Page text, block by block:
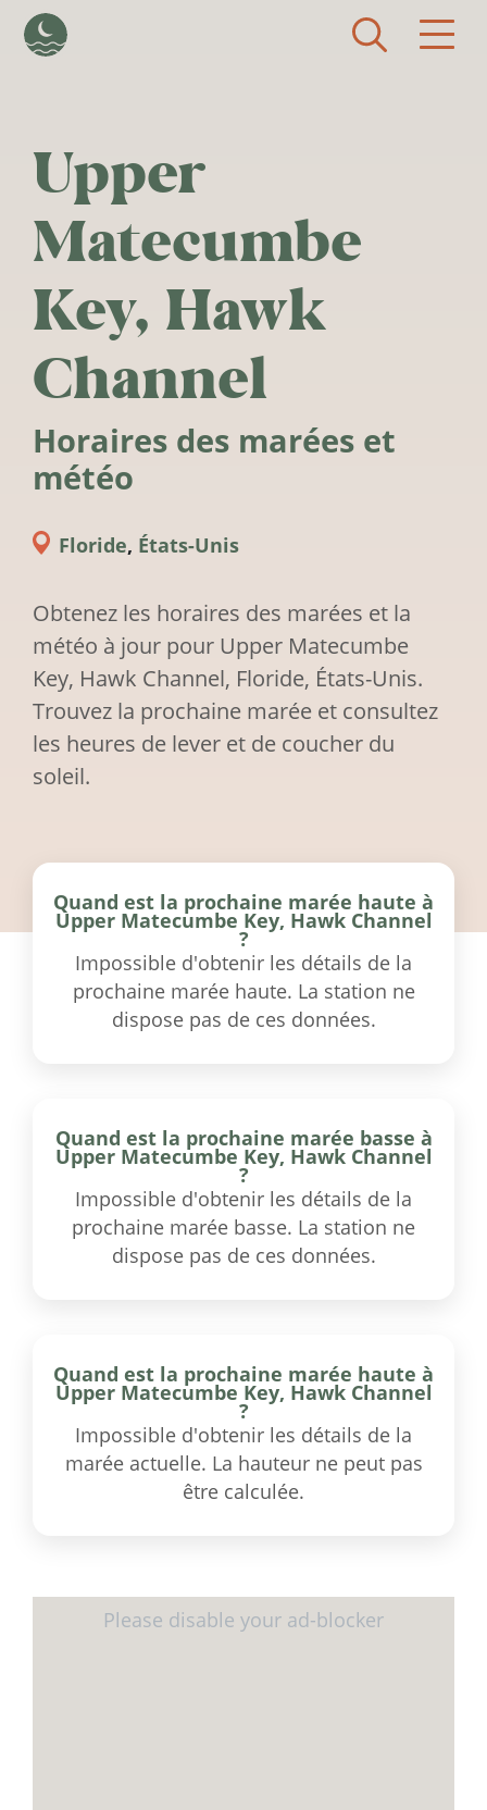
Upper
Matecumbe
Key, Hawk
Channel
Horaires des marées et
météo
Floride, États-Unis
Obtenez les horaires des marées et la
météo à jour pour Upper Matecumbe
Key, Hawk Channel, Floride, États-Unis.
Trouvez la prochaine marée et consultez
les heures de lever et de coucher du
soleil.
Quand est la prochaine marée haute à
Upper Matecumbe Key, Hawk Channel
?
Impossible d'obtenir les détails de la
prochaine marée haute. La station ne
dispose pas de ces données.
Quand est la prochaine marée basse à
Upper Matecumbe Key, Hawk Channel
?
Impossible d'obtenir les détails de la
prochaine marée basse. La station ne
dispose pas de ces données.
Quand est la prochaine marée haute à
Upper Matecumbe Key, Hawk Channel
?
Impossible d'obtenir les détails de la
marée actuelle. La hauteur ne peut pas
être calculée.